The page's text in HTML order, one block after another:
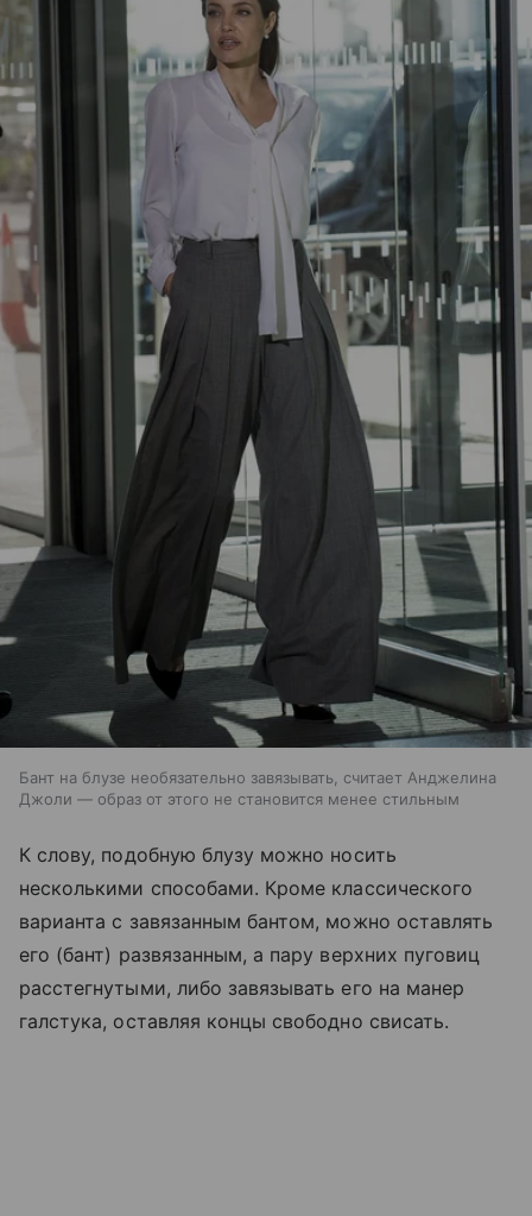
Бант на блузе необязательно завязывать, считает Анджелина
Джоли — образ от этого не становится менее стильным
К слову, подобную блузу можно носить
несколькими способами. Кроме классического
варианта с завязанным бантом, можно оставлять
его (бант) развязанным, а пару верхних пуговиц
расстегнутыми, либо завязывать его на манер
галстука, оставляя концы свободно свисать.